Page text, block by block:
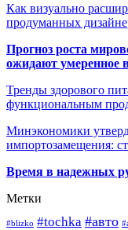
Как визуально
продуманных
Прогноз роста
ожидают умеренное
Тренды здорового
функциональным
Минэкономики
импортозамещения:
Время в надежных
Метки
#blizko #tochka #авто